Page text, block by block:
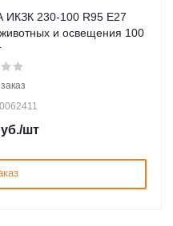
230-100 R95 E27
и освещения 100
/шт